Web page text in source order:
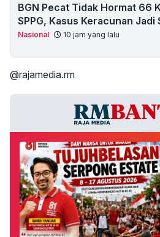
BGN Pecat Tidak Hormat 66
SPPG, Kasus Keracunan Jadi
Nasional 10 jam yang lalu
@rajamedia.rm